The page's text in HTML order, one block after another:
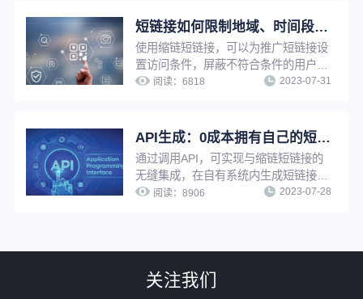
生成短链接，省时省力，并节省推广资
源。
短链接如何限制地域、时间段访问？简单三步，满足个性化推广需求
使用缩链短链接，可以为推广短链接设
置访问条件，屏蔽不符合条件的用户访
问，只有符合访问条件的用户才可以访
段、限制访问地域、限制访问设备、限
制访问环境等。
阅读：6818 2023-07-31
API生成：0成本拥有自己的短链工具，批量生成更高效！
通过调用API，可实现与缩链短链接的
无缝集成，在自有系统内生成短链接。
适用于有技术能力且需要生成大量短链
阅读：8906 2023-07-28
关注我们